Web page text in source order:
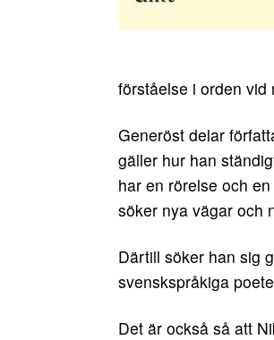
förståelse i orden vid
Generöst delar
gäller hur han
har en rörelse och
söker nya vägar och
Därtill söker han sig
svenskspråkiga
Det är också så att